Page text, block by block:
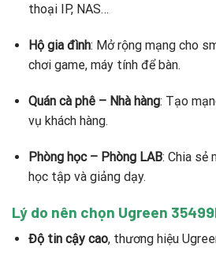
thoại IP, NAS…
Hộ gia đình: Mở rộng mạng cho
chơi game, máy tính để bàn.
Quán cà phê – Nhà hàng: Tạo
vụ khách hàng.
Phòng học – Phòng LAB: Chia sẻ
học tập và giảng dạy.
Lý do nên chọn Ugreen
Độ tin cậy cao, thương hiệu